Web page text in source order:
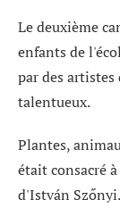
Le deuxième
enfants de
par des
talentueux.
Plantes,
était consacré
d'István Szőnyi.